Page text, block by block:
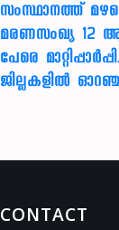
സംസ്ഥാനത്ത്
മരണസംഖ്യ 12
പേരെ
ജില്ലകളിൽ
CONTACT